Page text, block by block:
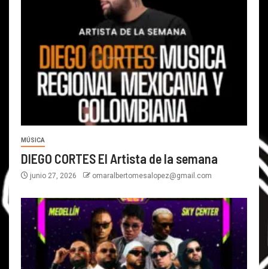
MÚSICA
DIEGO CORTES El Artista de la semana
junio 27, 2026 omaralbertomesalopez@gmail.com